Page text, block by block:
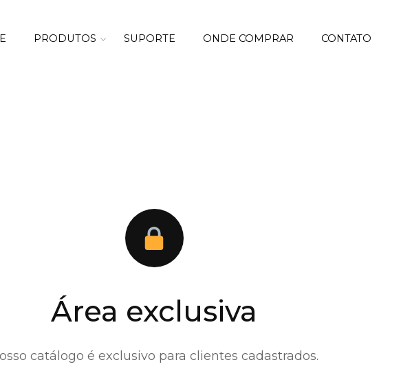
PRODUTOS SUPORTE ONDE COMPRAR CONTATO
Área exclusiva
catálogo é exclusivo para clientes cadastrados.